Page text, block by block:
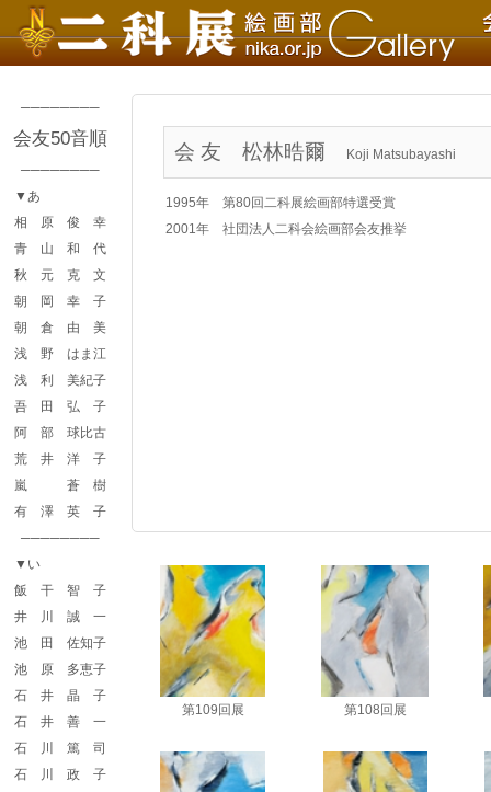
会 友 松林晧爾 Koji Matsubayashi
1995年 第80回二科展絵画部特選受賞
2001年 社団法人二科会絵画部会友推挙
第109回展 会友
第109回展
第108回展 会友
第108回展
────────
会友50音順
────────
▼あ
相 原 俊 幸
青 山 和 代
秋 元 克 文
朝 岡 幸 子
朝 倉 由 美
浅 野 はま江
浅 利 美紀子
吾 田 弘 子
阿 部 球比古
荒 井 洋 子
嵐 蒼 樹
有 澤 英 子
────────
▼い
飯 干 智 子
井 川 誠 一
池 田 佐知子
池 原 多恵子
石 井 晶 子
石 井 善 一
石 川 篤 司
石 川 政 子